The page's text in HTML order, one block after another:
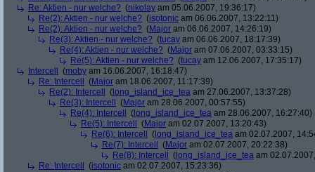
Re: Aktien - nur welche? (nikolay am 05.06.2007, 19:36:17)
Re(2): Aktien - nur welche? (isotonic am 06.06.2007, 13:22:11)
Re(2): Aktien - nur welche? (Major am 06.06.2007, 14:26:19)
Re(3): Aktien - nur welche? (tucay am 06.06.2007, 18:17:39)
Re(4): Aktien - nur welche? (Major am 07.06.2007, 03:33:15)
Re(5): Aktien - nur welche? (tucay am 12.06.2007, 17:35:17)
Intercell
(moby am 16.06.2007, 16:18:47)
Re: Intercell
(Major am 18.06.2007, 11:17:39)
Re(2): Intercell
( long_island_ice_tea am 27.06.2007, 13:37:28)
Re(3): Intercell
(Major am 28.06.2007, 00:57:55)
Re(4): Intercell
( long_island_ice_tea am 28.06.2007, 16:27:40)
Re(5): Intercell
(Major am 02.07.2007, 13:20:43)
Re(6): Intercell
( long_island_ice_tea am 02.07.2007,
Re(7): Intercell
(Major am 02.07.2007, 20:22:38)
Re(8): Intercell
( long_island_ice_tea am
Re: Intercell
(isotonic am 02.07.2007, 15:23:36)